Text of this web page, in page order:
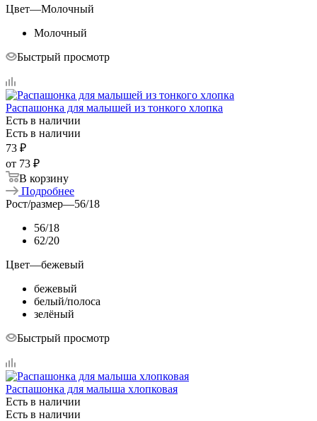
Цвет—Молочный
Молочный
Быстрый просмотр
Распашонка для малышей из тонкого хлопка
Есть в наличии
Есть в наличии
73 ₽
от 73 ₽
В корзину
Подробнее
Рост/размер—56/18
56/18
62/20
Цвет—бежевый
бежевый
белый/полоса
зелёный
Быстрый просмотр
Распашонка для малыша хлопковая
Есть в наличии
Есть в наличии